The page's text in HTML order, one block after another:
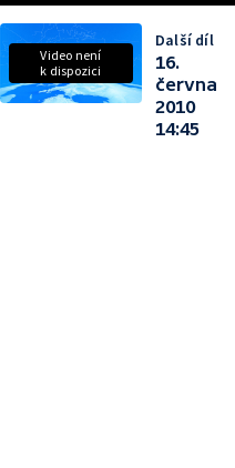
Video není
k dispozici
Další díl
16.
června
2010
14:45